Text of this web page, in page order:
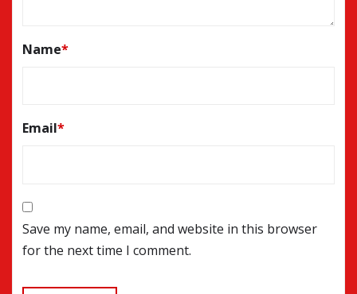
Name*
Email*
Save my name, email, and website in this browser
for the next time I comment.